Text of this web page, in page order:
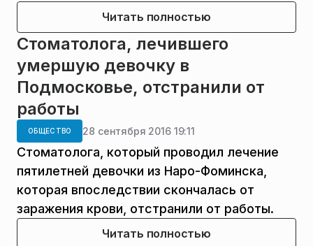
Читать полностью
Стоматолога, лечившего
умершую девочку в
Подмосковье, отстранили от
работы
ОБЩЕСТВО 28 сентября 2016 19:11
Стоматолога, который проводил лечение
пятилетней девочки из Наро-Фоминска,
которая впоследствии скончалась от
заражения крови, отстранили от работы.
Читать полностью